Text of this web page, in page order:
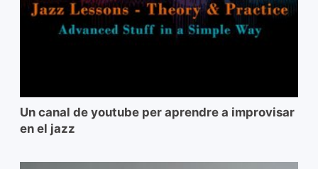
Un canal de youtube per aprendre a improvisar
en el jazz